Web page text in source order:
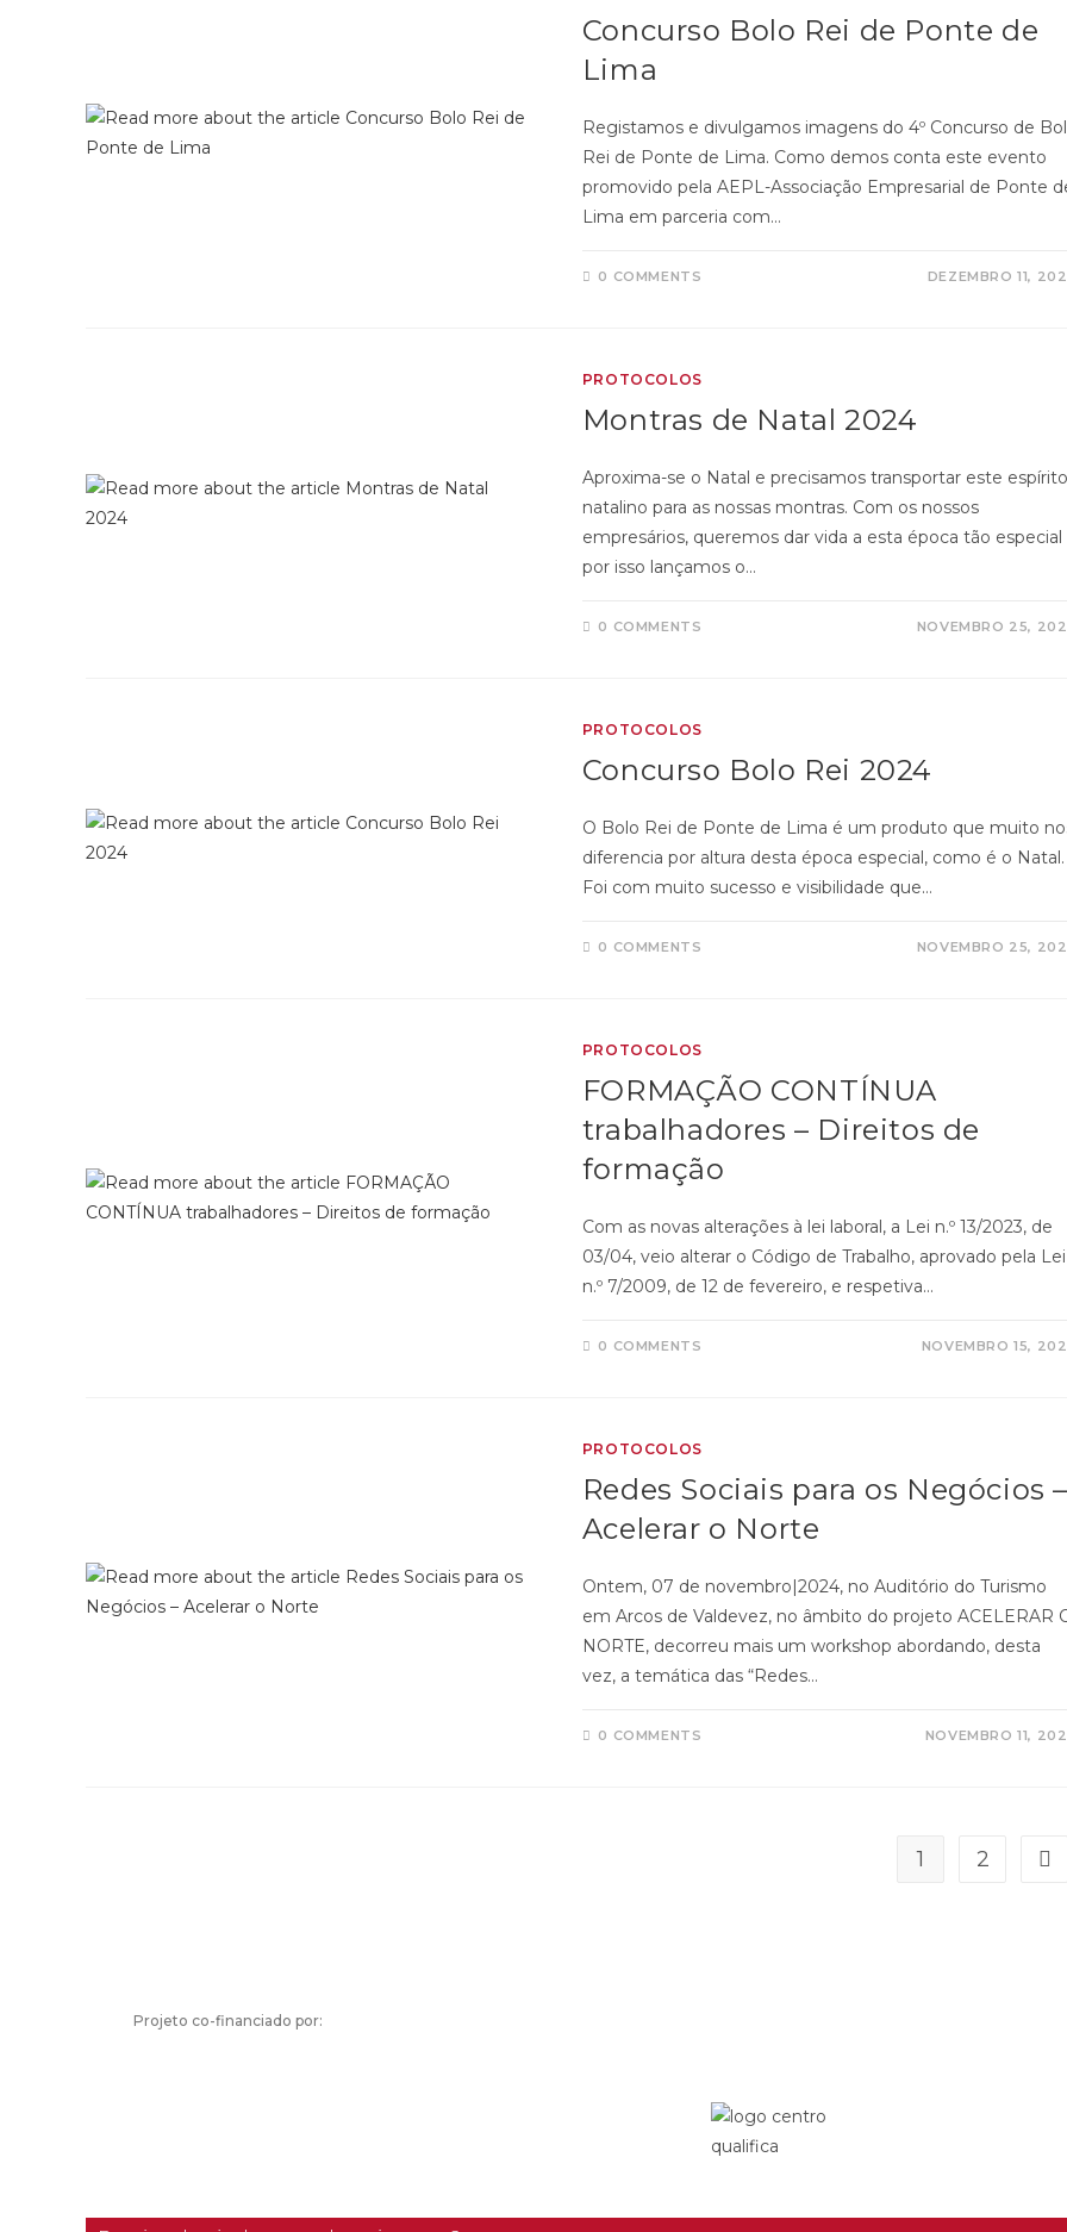
Concurso Bolo Rei de Ponte de
Lima
Registamos e divulgamos imagens do 4º Concurso de
Rei de Ponte de Lima. Como demos conta este evento
promovido pela AEPL-Associação Empresarial de Ponte
Lima em parceria com…
0 COMMENTS DEZEMBRO 11,
PROTOCOLOS
Montras de Natal 2024
Aproxima-se o Natal e precisamos transportar este espírito
natalino para as nossas montras. Com os nossos
empresários, queremos dar vida a esta época tão especial
por isso lançamos o…
0 COMMENTS NOVEMBRO 25,
PROTOCOLOS
Concurso Bolo Rei 2024
O Bolo Rei de Ponte de Lima é um produto que muito
diferencia por altura desta época especial, como é o Natal.
Foi com muito sucesso e visibilidade que…
0 COMMENTS NOVEMBRO 25,
PROTOCOLOS
FORMAÇÃO CONTÍNUA
trabalhadores – Direitos de
formação
Com as novas alterações à lei laboral, a Lei n.º 13/2023, de
03/04, veio alterar o Código de Trabalho, aprovado pela Lei
n.º 7/2009, de 12 de fevereiro, e respetiva…
0 COMMENTS NOVEMBRO 15,
PROTOCOLOS
Redes Sociais para os Negócios
Acelerar o Norte
Ontem, 07 de novembro|2024, no Auditório do Turismo
em Arcos de Valdevez, no âmbito do projeto ACELERAR
NORTE, decorreu mais um workshop abordando, desta
vez, a temática das “Redes…
0 COMMENTS NOVEMBRO 11,
1 2
Projeto co-financiado por: